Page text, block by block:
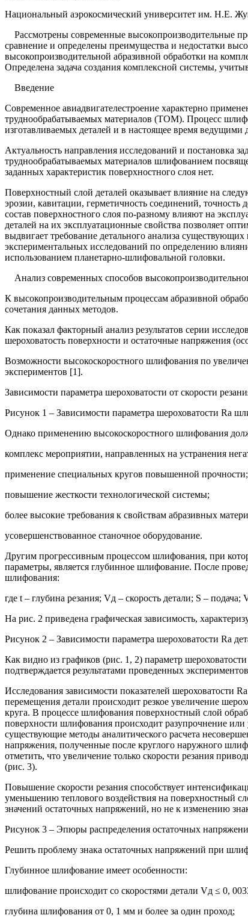
Национальный аэрокосмический университет им. Н.Е.
Рассмотрены современные высокопроизводительные
сравнение и определены преимущества и недостатки
высокопроизводительной абразивной обработки на
Определена задача создания комплексной системы,
Введение
Современное авиадвигателестроение характерно
труднообрабатываемых материалов (ТОМ). Процесс
изготавливаемых деталей и в настоящее время ведущими
Актуальность направления исследований и постановка
труднообрабатываемых материалов шлифованием
заданных характеристик поверхностного слоя нет.
Поверхностный слой деталей оказывает влияние на
эрозии, кавитации, герметичность соединений,
состав поверхностного слоя по-разному влияют на
деталей на их эксплуатационные свойства позволяет
выдвигает требование детального анализа
экспериментальных исследований по определению
использованием планетарно-шлифовальной головки.
Анализ современных способов
К высокопроизводительным процессам абразивной
сочетания данных методов.
Как показал факторный анализ результатов серии
шероховатость поверхности и остаточные напряжения
Возможности высокоскоростного шлифования по
экспериментов [1].
Зависимости параметра шероховатости от скорости
Рисунок 1 – Зависимости параметра шероховатости Ra
Однако применению высокоскоростного шлифования
комплекс мероприятии, направленных на устранения
применение специальных кругов повышенной прочности;
повышение жесткости технологической системы;
более высокие требования к свойствам абразивных
усовершенствованное станочное оборудование.
Другим прогрессивным процессом шлифования, при
параметры, является глубинное шлифование. После
шлифования:
где t – глубина резания; Vд – скорость детали; S –
На рис. 2 приведена графическая зависимость,
Рисунок 2 – Зависимости параметра шероховатости Ra
Как видно из графиков (рис. 1, 2) параметр
подтверждается результатами проведенных
Исследования зависимости показателей шероховатости
перемещения детали происходит резкое увеличение
круга. В процессе шлифования поверхностный слой
поверхности шлифования происходит разупрочнение
существующие методы аналитического расчета
напряжения, полученные после круглого наружного
отметить, что увеличение только скорости резания
(рис. 3).
Повышение скорости резания способствует
уменьшению теплового воздействия на поверхностный
значений остаточных напряжений, но не к изменению
Рисунок 3 – Эпюры распределения остаточных
Решить проблему знака остаточных напряжений при
Глубинное шлифование имеет особенности:
шлифование происходит со скоростями детали Vд ≤ 0,
глубина шлифования от 0, 1 мм и более за один проход;